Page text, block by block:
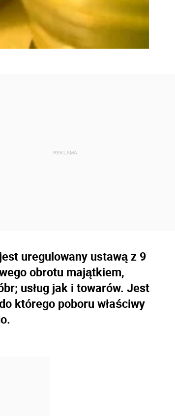
uregulowany ustawą z 9
obrotu majątkiem,
usług jak i towarów. Jest
którego poboru właściwy